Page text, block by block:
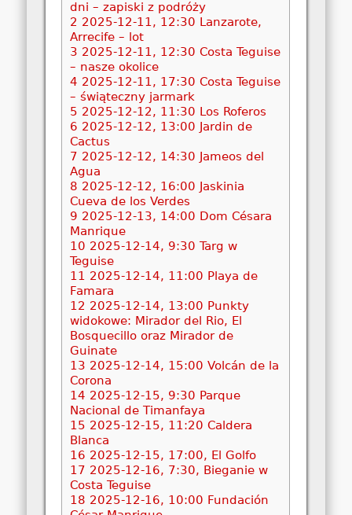
dni – zapiski z podróży
2 2025-12-11, 12:30 Lanzarote,
Arrecife – lot
3 2025-12-11, 12:30 Costa Teguise
– nasze okolice
4 2025-12-11, 17:30 Costa Teguise
– świąteczny jarmark
5 2025-12-12, 11:30 Los Roferos
6 2025-12-12, 13:00 Jardin de
Cactus
7 2025-12-12, 14:30 Jameos del
Agua
8 2025-12-12, 16:00 Jaskinia
Cueva de los Verdes
9 2025-12-13, 14:00 Dom Césara
Manrique
10 2025-12-14, 9:30 Targ w
Teguise
11 2025-12-14, 11:00 Playa de
Famara
12 2025-12-14, 13:00 Punkty
widokowe: Mirador del Rio, El
Bosquecillo oraz Mirador de
Guinate
13 2025-12-14, 15:00 Volcán de la
Corona
14 2025-12-15, 9:30 Parque
Nacional de Timanfaya
15 2025-12-15, 11:20 Caldera
Blanca
16 2025-12-15, 17:00, El Golfo
17 2025-12-16, 7:30, Bieganie w
Costa Teguise
18 2025-12-16, 10:00 Fundación